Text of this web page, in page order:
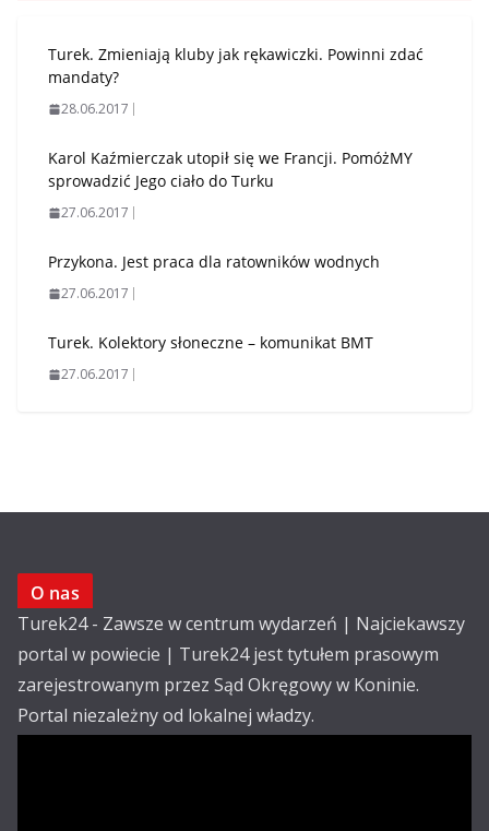
Turek. Zmieniają kluby jak rękawiczki. Powinni zdać
mandaty?
28.06.2017
Karol Kaźmierczak utopił się we Francji. PomóżMY
sprowadzić Jego ciało do Turku
27.06.2017
Przykona. Jest praca dla ratowników wodnych
27.06.2017
Turek. Kolektory słoneczne – komunikat BMT
27.06.2017
O nas
Turek24 - Zawsze w centrum wydarzeń | Najciekawszy
portal w powiecie | Turek24 jest tytułem prasowym
zarejestrowanym przez Sąd Okręgowy w Koninie.
Portal niezależny od lokalnej władzy.